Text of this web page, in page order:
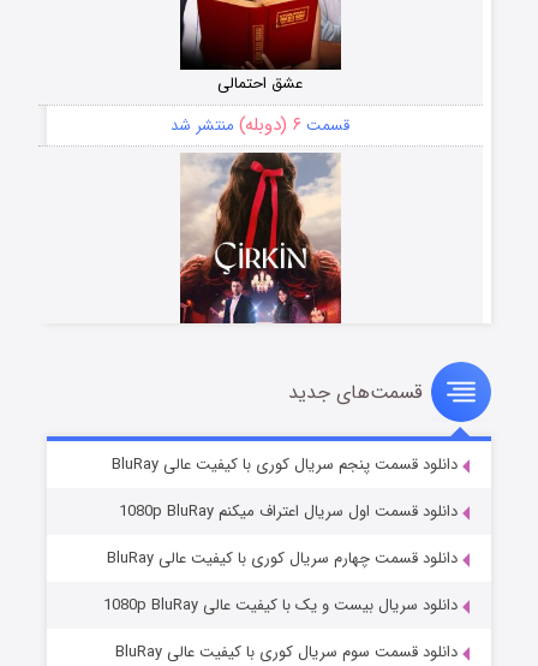
عشق احتمالی
قسمت ۶ (دوبله) منتشر شد
سریال زشت
قسمت۵ (زیرنویس) منتشر شد
قسمت‌های جدید
دانلود قسمت پنجم سریال کوری با کیفیت عالی BluRay
دانلود قسمت اول سریال اعتراف میکنم 1080p BluRay
دانلود قسمت چهارم سریال کوری با کیفیت عالی BluRay
دانلود سریال بیست و یک با کیفیت عالی 1080p BluRay
دانلود قسمت سوم سریال کوری با کیفیت عالی BluRay